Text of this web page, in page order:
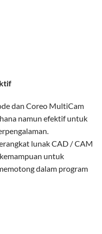
dan Coreo MultiCam
namun efektif untuk
lunak CAD / CAM
untuk
dalam program